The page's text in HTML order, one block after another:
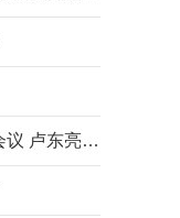
7月27日，省政府召开常务会议 卢东亮主持